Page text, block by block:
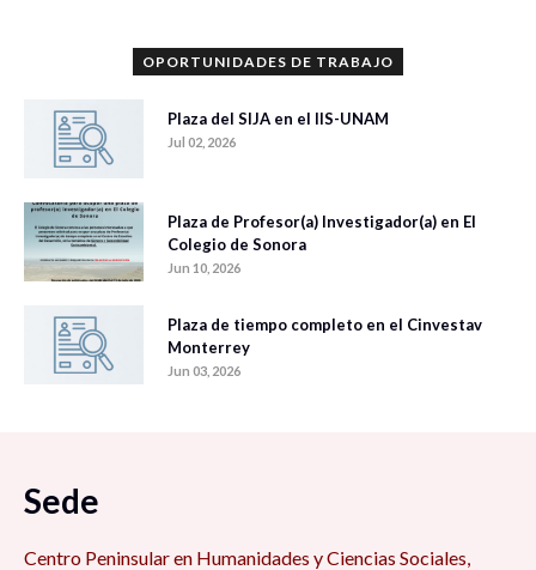
OPORTUNIDADES DE TRABAJO
Plaza del SIJA en el IIS-UNAM
Jul 02, 2026
Plaza de Profesor(a) Investigador(a) en El
Colegio de Sonora
Jun 10, 2026
Plaza de tiempo completo en el Cinvestav
Monterrey
Jun 03, 2026
Sede
Centro Peninsular en Humanidades y Ciencias Sociales,